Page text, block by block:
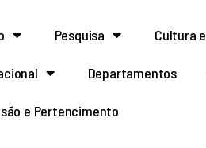
Pesquisa Cultura
Departamentos
e Pertencimento